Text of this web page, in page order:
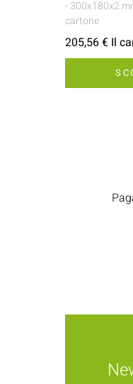
- 300x180x2
cartone
205,56 € Il